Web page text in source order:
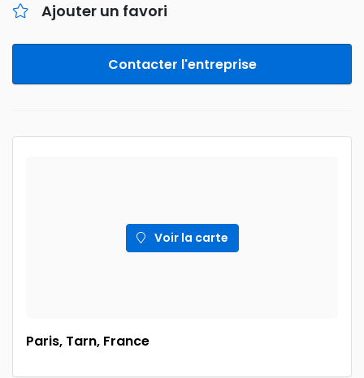
Ajouter un favori
Contacter l'entreprise
Voir la carte
Paris, Tarn, France